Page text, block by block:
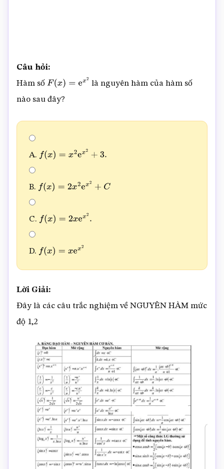
Câu hỏi:
Hàm số F (x)= ex 2
là nguyên hàm của hàm số
nào sau đây?
A. f( x)= x2 ex +
B. f( x)= 2x 2ex +
C. f( x)= 2x ex2.
D. f( x)= xe x2
Lời Giải:
Đây là các câu trắc nghiệm về NGUYÊN HÀM mức
độ 1,2